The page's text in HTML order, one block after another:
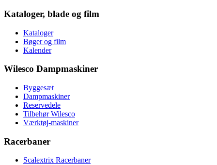
Kataloger, blade og film
Kataloger
Bøger og film
Kalender
Wilesco Dampmaskiner
Byggesæt
Dampmaskiner
Reservedele
Tilbehør Wilesco
Værktøj-maskiner
Racerbaner
Scalextrix Racerbaner